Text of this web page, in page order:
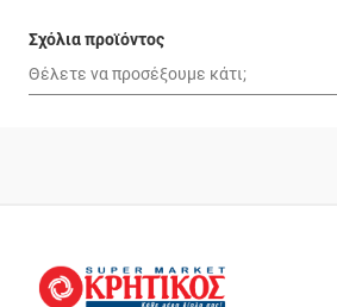
Σχόλια προϊόντος